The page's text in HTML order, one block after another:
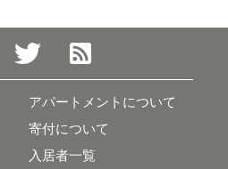
アパートメントについて
寄付について
入居者一覧